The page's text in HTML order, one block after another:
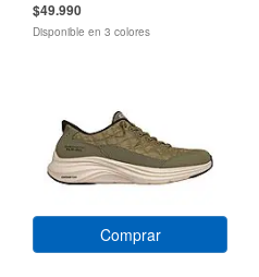
$49.990
Disponible en 3 colores
Comprar